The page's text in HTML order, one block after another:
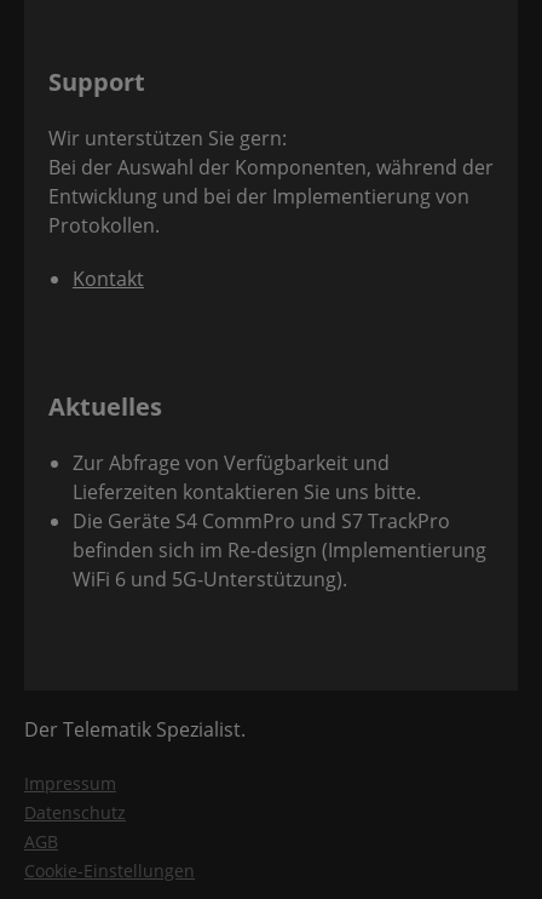
Support
Wir unterstützen Sie gern:
Bei der Auswahl der Komponenten, während der
Entwicklung und bei der Implementierung von
Protokollen.
Kontakt
Aktuelles
Zur Abfrage von Verfügbarkeit und
Lieferzeiten kontaktieren Sie uns bitte.
Die Geräte S4 CommPro und S7 TrackPro
befinden sich im Re-design (Implementierung
WiFi 6 und 5G-Unterstützung).
Der Telematik Spezialist.
Impressum
Datenschutz
AGB
Cookie-Einstellungen